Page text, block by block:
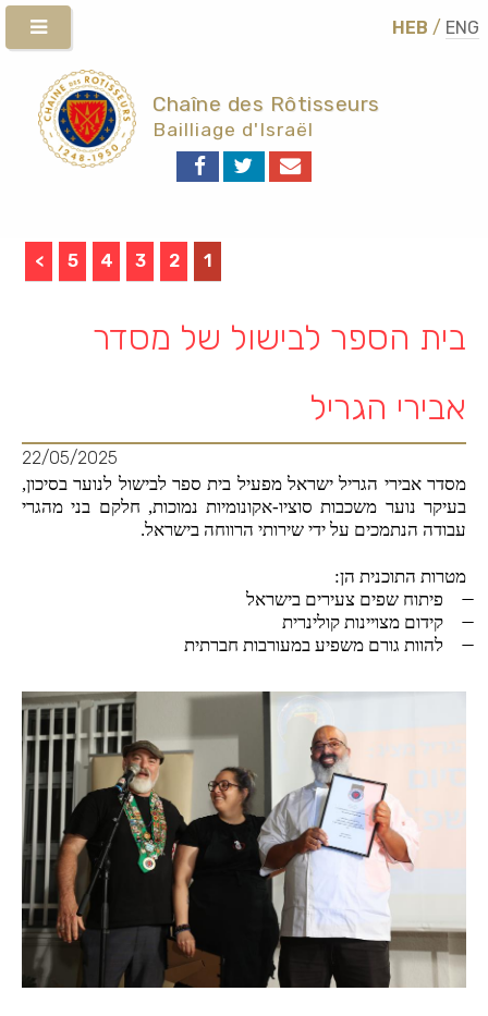
Chaîne des Rôtisseurs
Bailliage d'Israël
1
2
3
4
5
>
בית הספר לבישול של מסדר
אבירי הגריל
22/05/2025
מסדר אבירי הגריל ישראל מפעיל בית ספר לבישול לנוער בסיכון,
בעיקר נוער משכבות סוציו-אקונומיות נמוכות, חלקם בני מהגרי
עבודה הנתמכים על ידי שירותי הרווחה בישראל.
מטרות התוכנית הן:
פיתוח שפים צעירים בישראל
קידום מצויינות קולינרית
להוות גורם משפיע במעורבות חברתית
HEB / ENG